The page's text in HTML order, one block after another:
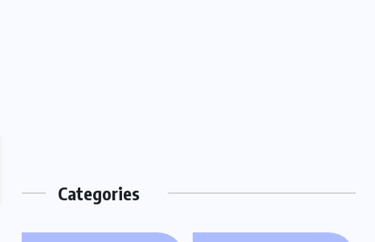
Categories